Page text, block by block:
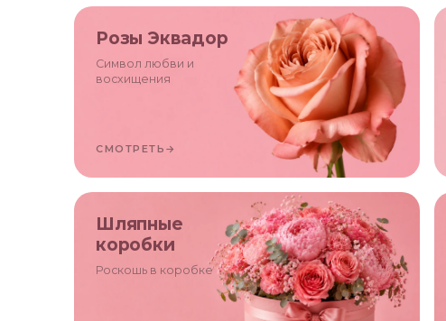
Цветы по
подписке
Розы Эквадор
Символ любви и
восхищения
СМОТРЕТЬ →
Шляпные
коробки
Роскошь в коробке